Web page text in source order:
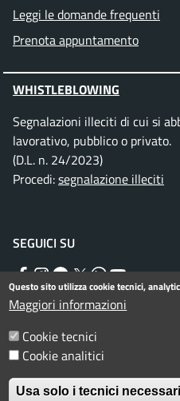
Leggi le domande frequenti
Prenota appuntamento
WHISTLEBLOWING
Segnalazioni illeciti di cui si
lavorativo, pubblico o privato.
(D.L. n. 24/2023)
Procedi:segnalazione illeciti
SEGUICI SU
Facebook
Instagram
Telegram
TwitterWhatsApp
YouTube
Menu piè di
Informativa privacy
Dichiarazione di accessibilità
Questo sito utilizza cookie tecnici,
Maggiori informazioni
Cookie tecnici
Cookie analitici
Usa solo i tecnici necessari